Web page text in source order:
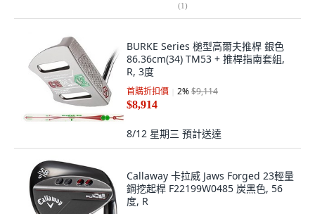
(1)
BURKE Series 槌型高爾夫推桿 銀色
86.36cm(34) TM53 + 推桿指南套組,
R, 3度
首購折扣價 2%$9,114
$8,914
8/12 星期三 預計送達
Callaway 卡拉威 Jaws Forged 23輕量
鋼挖起桿 F22199W0485 炭黑色, 56
度, R